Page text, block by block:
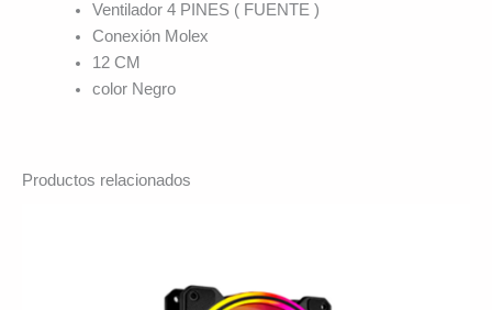
Ventilador 4 PINES ( FUENTE )
Conexión Molex
12 CM
color Negro
Productos relacionados